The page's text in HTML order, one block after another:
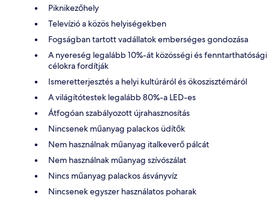
Piknikezőhely
Televízió a közös helyiségekben
Fogságban tartott vadállatok emberséges gondozása
A nyereség legalább 10%-át közösségi és fenntarthatósági
célokra fordítják
Ismeretterjesztés a helyi kultúráról és ökoszisztémáról
A világítótestek legalább 80%-a LED-es
Átfogóan szabályozott újrahasznosítás
Nincsenek műanyag palackos üdítők
Nem használnak műanyag italkeverő pálcát
Nem használnak műanyag szívószálat
Nincs műanyag palackos ásványvíz
Nincsenek egyszer használatos poharak